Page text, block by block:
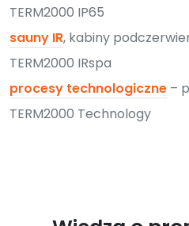
TERM2000 IP65
sauny IR, kabiny
TERM2000 IRspa
procesy technologiczne –
TERM2000 Technology